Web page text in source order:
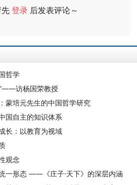
先登录 后发表评论～
哲学
”——访杨国荣教授
蒙培元先生的中国哲学研究
国自主的知识体系
长：以教育为视域
观念
一形态 ——《庄子·天下》的深层内涵